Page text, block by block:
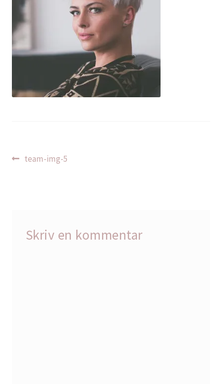
Indlægsnavigation
Forrige
team-img-5
Skriv en kommentar